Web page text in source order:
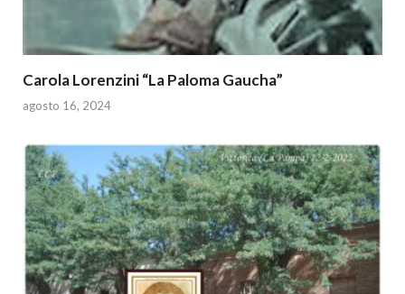
Carola Lorenzini “La Paloma Gaucha”
agosto 16, 2024